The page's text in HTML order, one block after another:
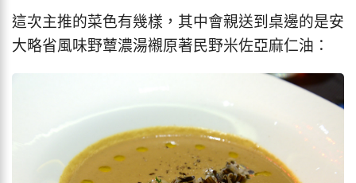
這次主推的菜色有幾樣，其中會親送到桌邊的是安
大略省風味野蕈濃湯襯原著民野米佐亞麻仁油：